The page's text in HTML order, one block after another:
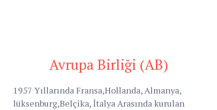
Avrupa Birliği (AB)
1957 Yıllarında Fransa,Hollanda, Almanya,
lüksenburg,Belçika, İtalya Arasında kurulan